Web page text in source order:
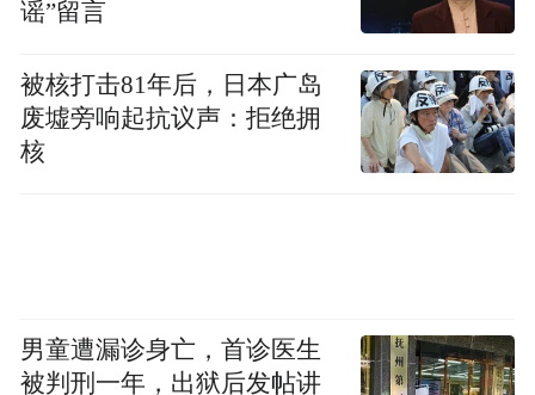
谣”留言
被核打击81年后，日本广岛
废墟旁响起抗议声：拒绝拥
核
男童遭漏诊身亡，首诊医生
被判刑一年，出狱后发帖讲